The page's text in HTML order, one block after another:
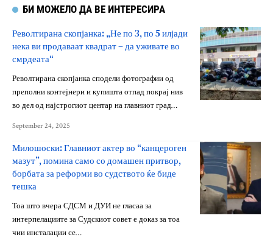
БИ МОЖЕЛО ДА ВЕ ИНТЕРЕСИРА
Револтирана скопјанка: „Не по 3, по 5 илјади
нека ви продаваат квадрат – да уживате во
смрдеата“
Револтирана скопјанка сподели фотографии од
преполни контејнери и купишта отпад покрај нив
во дел од најстрогиот центар на главниот град…
September 24, 2025
Милошоски: Главниот актер во “канцероген
мазут”, помина само со домашен притвор,
борбата за реформи во судството ќе биде
тешка
Тоа што вчера СДСМ и ДУИ не гласаа за
интерпелациите за Судскиот совет е доказ за тоа
чии инсталации се…